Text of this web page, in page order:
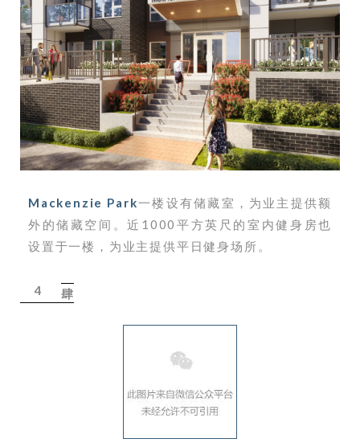
Mackenzie Park一楼设有储藏室，为业主提供额
外的储藏空间。近1000平方英尺的室内健身房也
设置于一楼，为业主提供平日健身场所。
4 肆